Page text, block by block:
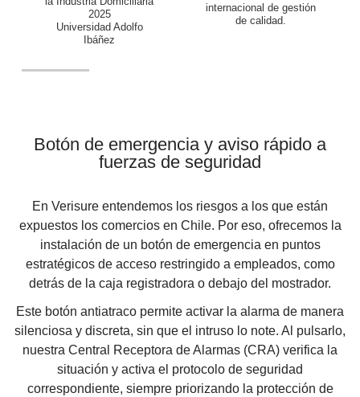
2025
Universidad Adolfo
Ibáñez
internacional de gestión
de calidad.
Botón de emergencia y aviso rápido a
fuerzas de seguridad
En Verisure entendemos los riesgos a los que están
expuestos los comercios en Chile. Por eso, ofrecemos la
instalación de un botón de emergencia en puntos
estratégicos de acceso restringido a empleados, como
detrás de la caja registradora o debajo del mostrador.
Este botón antiatraco permite activar la alarma de manera
silenciosa y discreta, sin que el intruso lo note. Al pulsarlo,
nuestra Central Receptora de Alarmas (CRA) verifica la
situación y activa el protocolo de seguridad
correspondiente, siempre priorizando la protección de